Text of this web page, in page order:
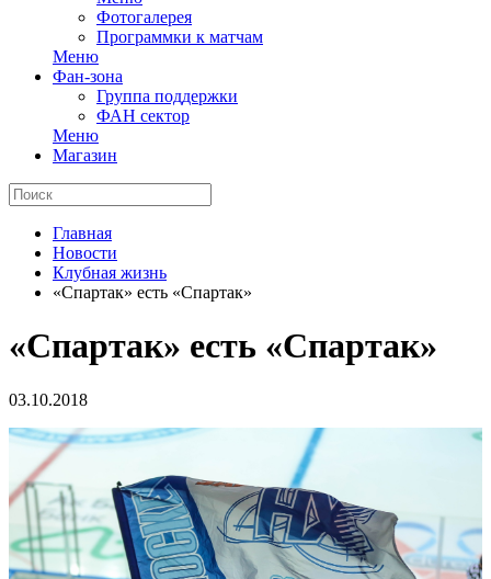
Фотогалерея
Программки к матчам
Меню
Фан-зона
Группа поддержки
ФАН сектор
Меню
Магазин
Главная
Новости
Клубная жизнь
«Спартак» есть «Спартак»
«Спартак» есть «Спартак»
03.10.2018